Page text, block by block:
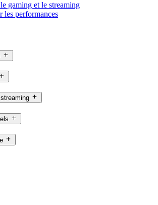
gaming et le streaming
les performances